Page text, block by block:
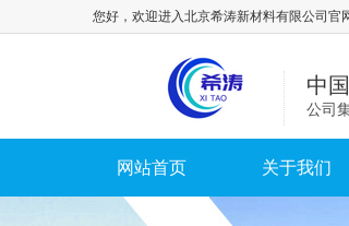
您好，欢迎进入北京希涛新材料有限公司官
中
公司
网站首页 关于我们